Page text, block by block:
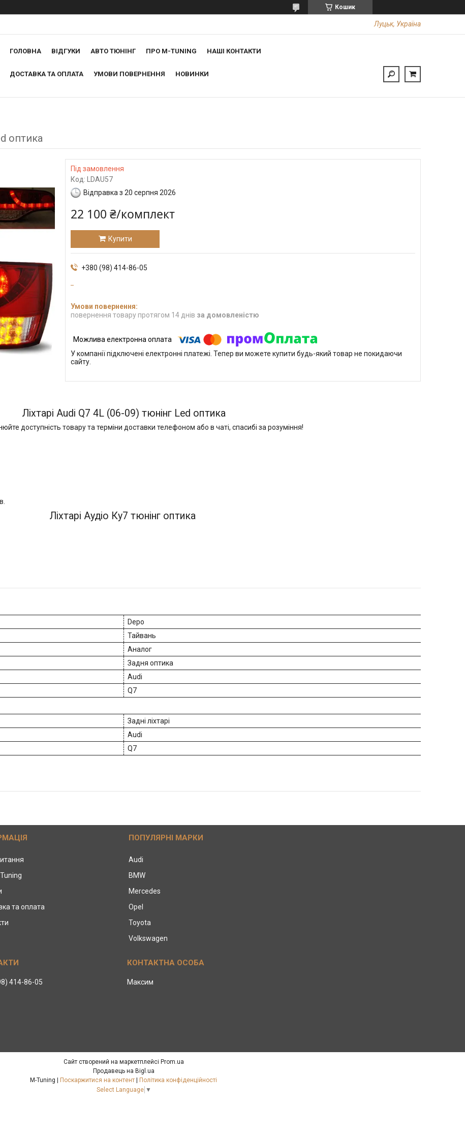
Кошик
Луцьк, Україна
ГОЛОВНА ВІДГУКИ АВТО ТЮНІНГ ПРО M-TUNING НАШІ КОНТАКТИ
ДОСТАВКА ТА ОПЛАТА УМОВИ ПОВЕРНЕННЯ НОВИНКИ
оптика
Під замовлення
Код:
LDAU57
Відправка з 20 серпня 2026
22 100 ₴/комплект
Купити
+380 (98) 414-86-05
повернення товару протягом 14 днів за домовленістю
У компанії підключені електронні платежі. Тепер ви можете купити будь-який товар не покидаючи
сайту.
Ліхтарі Audi Q7 4L (06-09) тюнінг Led оптика
доступність товару та терміни доставки телефоном або в чаті, спасибі за розуміння!
Ліхтарі Аудіо Ку7 тюнінг оптика
Depo
Тайвань
Аналог
Задня оптика
Audi
Q7
Задні ліхтарі
Audi
Q7
та оплата
ПОПУЛЯРНІ МАРКИ
Audi
BMW
Mercedes
Opel
Toyota
Volkswagen
414-86-05 Максим
Сайт створений на маркетплейсі Prom.ua
Продавець на Bigl.ua
Поскаржитися на контент
Політика конфіденційності
Select Language ▼